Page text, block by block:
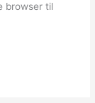
browser til